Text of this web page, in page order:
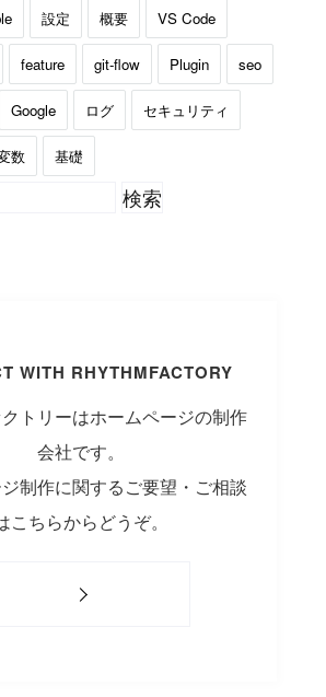
設定 概要 VS Code
feature git-flow Plugin seo
Google ログ セキュリティ
数 基礎
WITH RHYTHMFACTORY
トリーはホームページの制作
会社です。
制作に関するご要望・ご相談
こちらからどうぞ。